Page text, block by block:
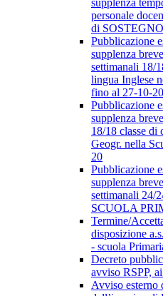
supplenza
personale
di
Pubblicazione
supplenza
settimanali 18/
lingua Inglese
fino al 27-10-20
Pubblicazione
supplenza
18/18 classe di
Geogr. nella
20
Pubblicazione
supplenza
settimanali 24/
SCUOLA
Termine/
disposizione
- scuola
Decreto
avviso RSPP,
Avviso esterno